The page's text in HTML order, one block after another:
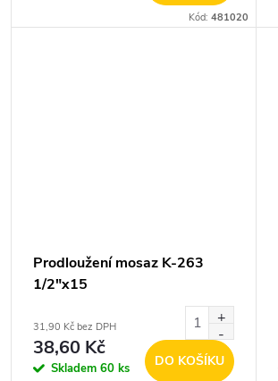
Kód:481020
Prodloužení mosaz K-263
1/2"x15
31,90 Kč bez DPH
38,60 Kč
Skladem 60 ks DO KOŠÍKU